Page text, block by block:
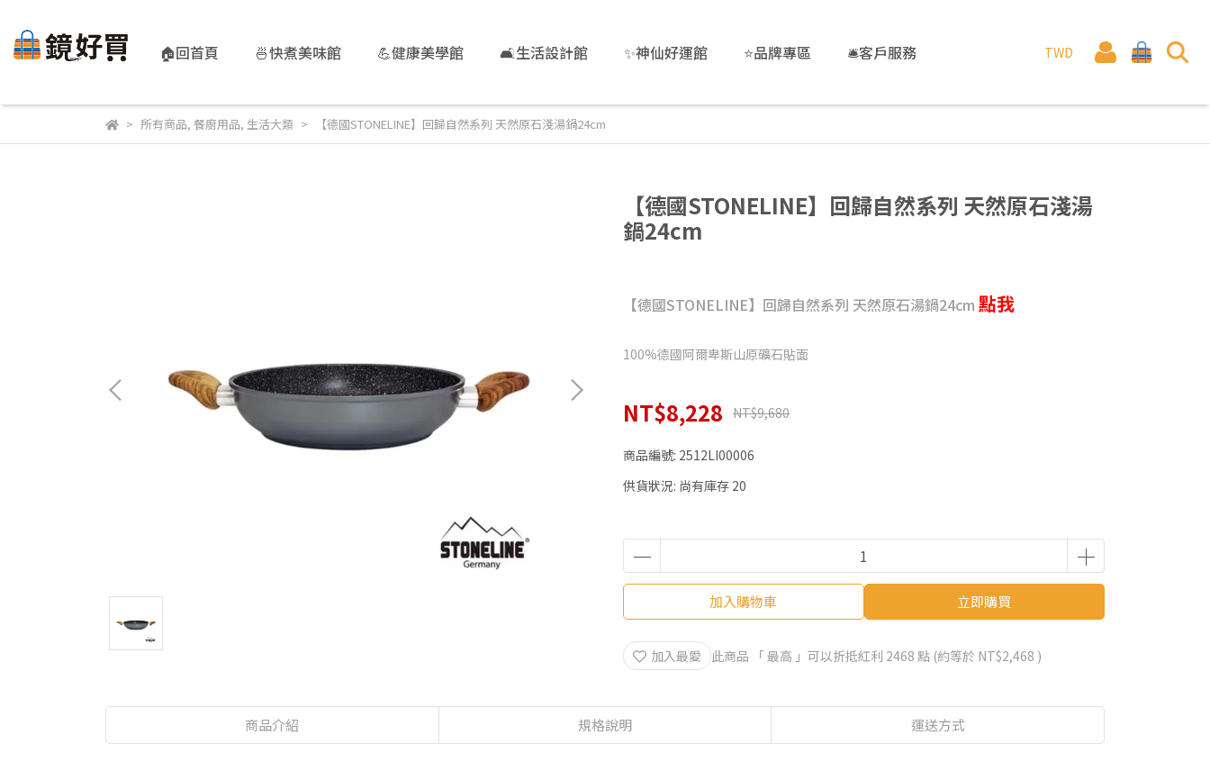
🏠回首頁 🍜快煮美味館 💪健康美學館 🛋️生活設計館 ✨神仙好運館 ⭐品牌專區 🛎️客戶服務 TWD
所有商品, 餐廚用品, 生活大類 【德國STONELINE】回歸自然系列 天然原石淺湯鍋24cm
【德國STONELINE】回歸自然系列 天然原石淺湯
鍋24cm
【德國STONELINE】回歸自然系列 天然原石湯鍋24cm 點我
100%德國阿爾卑斯山原礦石貼面
NT$8,228 NT$9,680
商品編號: 2512LI00006
供貨狀況: 尚有庫存 20
加入購物車 立即購買
加入最愛 此商品 「 最高 」可以折抵紅利 2468 點 (約等於 NT$2,468 )
商品介紹 規格說明 運送方式